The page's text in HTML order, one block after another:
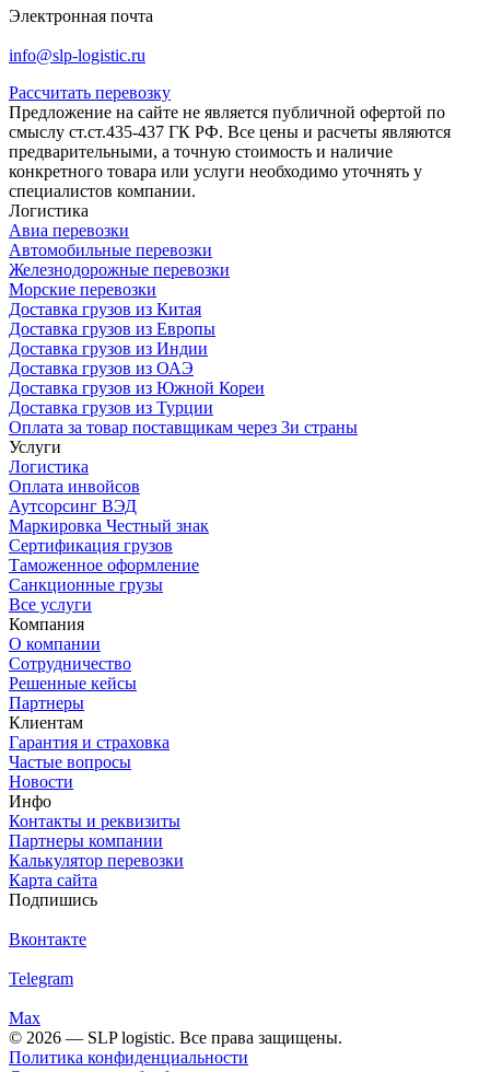
Электронная почта
info@slp-logistic.ru
Рассчитать перевозку
Предложение на сайте не является публичной офертой по
смыслу ст.ст.435-437 ГК РФ. Все цены и расчеты являются
предварительными, а точную стоимость и наличие
конкретного товара или услуги необходимо уточнять у
специалистов компании.
Логистика
Авиа перевозки
Автомобильные перевозки
Железнодорожные перевозки
Морские перевозки
Доставка грузов из Китая
Доставка грузов из Европы
Доставка грузов из Индии
Доставка грузов из ОАЭ
Доставка грузов из Южной Кореи
Доставка грузов из Турции
Оплата за товар поставщикам через 3и страны
Услуги
Логистика
Оплата инвойсов
Аутсорсинг ВЭД
Маркировка Честный знак
Сертификация грузов
Таможенное оформление
Санкционные грузы
Все услуги
Компания
О компании
Сотрудничество
Решенные кейсы
Партнеры
Клиентам
Гарантия и страховка
Частые вопросы
Новости
Инфо
Контакты и реквизиты
Партнеры компании
Калькулятор перевозки
Карта сайта
Подпишись
Вконтакте
Telegram
Max
© 2026 — SLP logistic. Все права защищены.
Политика конфиденциальности